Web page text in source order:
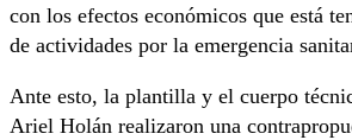
con los efectos económicos que está
de actividades por la emergencia
Ante esto, la plantilla y el cuerpo
Ariel Holán realizaron una